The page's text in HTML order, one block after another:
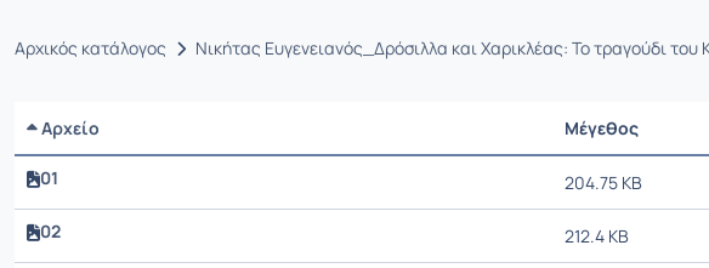
Αρχικός κατάλογος Νικήτας Ευγενειανός_Δρόσιλλα και Χαρικλέας: Το τραγούδι
Αρχείο Μέγεθος
01
204.75 KB
02 212.4 KB